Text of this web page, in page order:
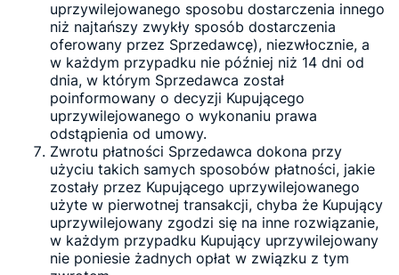
uprzywilejowanego sposobu dostarczenia innego
niż najtańszy zwykły sposób dostarczenia
oferowany przez Sprzedawcę), niezwłocznie, a
w każdym przypadku nie później niż 14 dni od
dnia, w którym Sprzedawca został
poinformowany o decyzji Kupującego
uprzywilejowanego o wykonaniu prawa
odstąpienia od umowy.
Zwrotu płatności Sprzedawca dokona przy
użyciu takich samych sposobów płatności, jakie
zostały przez Kupującego uprzywilejowanego
użyte w pierwotnej transakcji, chyba że Kupujący
uprzywilejowany zgodzi się na inne rozwiązanie,
w każdym przypadku Kupujący uprzywilejowany
nie poniesie żadnych opłat w związku z tym